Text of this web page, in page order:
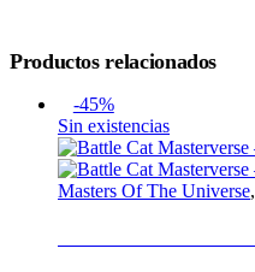
Productos relacionados
-45%
Sin existencias
Masters Of The Universe,